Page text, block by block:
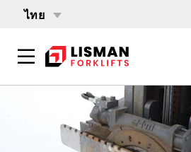
ไทย
ค้นหา
PRODUCTS